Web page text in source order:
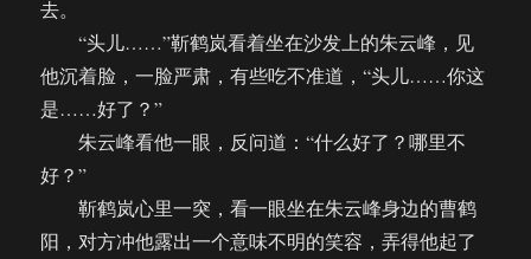
去。
“头儿……”靳鹤岚看着坐在沙发上的朱云峰，见
他沉着脸，一脸严肃，有些吃不准道，“头儿……你这
是……好了？”
朱云峰看他一眼，反问道：“什么好了？哪里不
好？”
靳鹤岚心里一突，看一眼坐在朱云峰身边的曹鹤
阳，对方冲他露出一个意味不明的笑容，弄得他起了